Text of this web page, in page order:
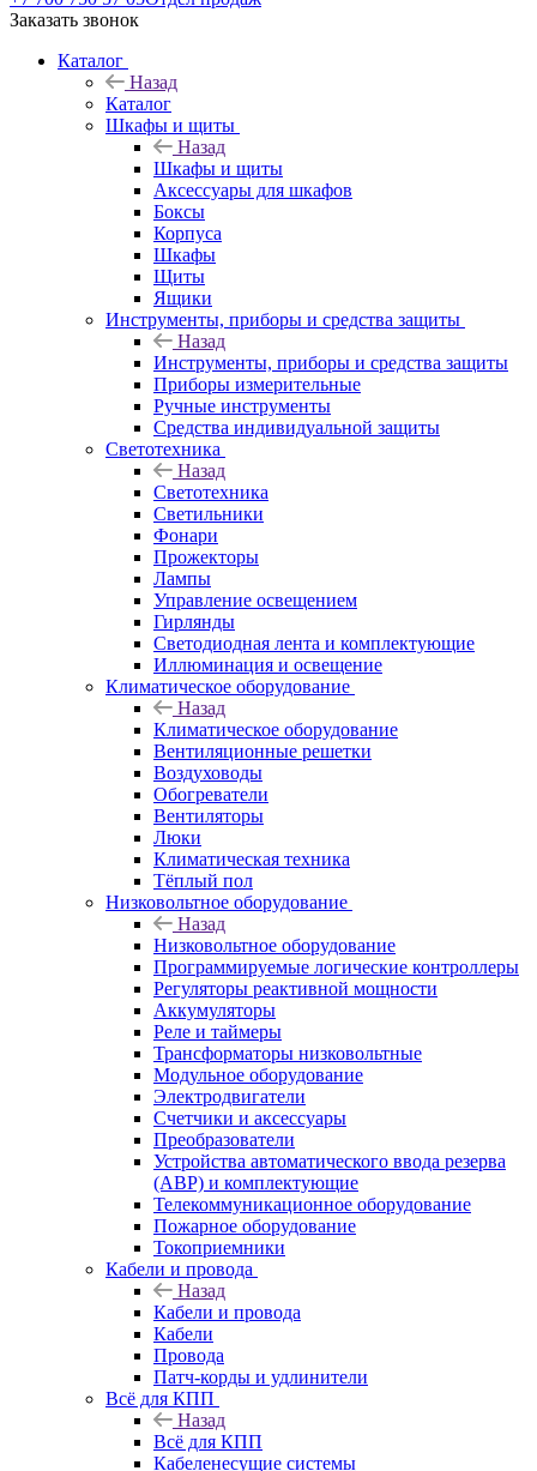
Заказать звонок
Каталог
Назад
Каталог
Шкафы и щиты
Назад
Шкафы и щиты
Аксессуары для шкафов
Боксы
Корпуса
Шкафы
Щиты
Ящики
Инструменты, приборы и средства защиты
Назад
Инструменты, приборы и средства защиты
Приборы измерительные
Ручные инструменты
Средства индивидуальной защиты
Светотехника
Назад
Светотехника
Светильники
Фонари
Прожекторы
Лампы
Управление освещением
Гирлянды
Светодиодная лента и комплектующие
Иллюминация и освещение
Климатическое оборудование
Назад
Климатическое оборудование
Вентиляционные решетки
Воздуховоды
Обогреватели
Вентиляторы
Люки
Климатическая техника
Тёплый пол
Низковольтное оборудование
Назад
Низковольтное оборудование
Программируемые логические контроллеры
Регуляторы реактивной мощности
Аккумуляторы
Реле и таймеры
Трансформаторы низковольтные
Модульное оборудование
Электродвигатели
Счетчики и аксессуары
Преобразователи
Устройства автоматического ввода резерва
(АВР) и комплектующие
Телекоммуникационное оборудование
Пожарное оборудование
Токоприемники
Кабели и провода
Назад
Кабели и провода
Кабели
Провода
Патч-корды и удлинители
Всё для КПП
Назад
Всё для КПП
Кабеленесущие системы